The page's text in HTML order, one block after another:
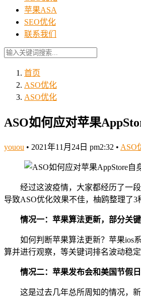
苹果ASA
SEO优化
联系我们
首页
ASO优化
ASO优化
ASO如何应对苹果
youou • 2021年11月24日 pm2:32 • ASO
经过这波疫情，大家都经历了一
导致ASO优化效果不佳，柚鸥整理了3
情况一：苹果算法更新，部分关
如何判断苹果算法更新？苹果ios
算并进行观察，等关键词排名波动稳定
情况二：苹果发布会和美国节假
这是过去几年总所周知的情况，